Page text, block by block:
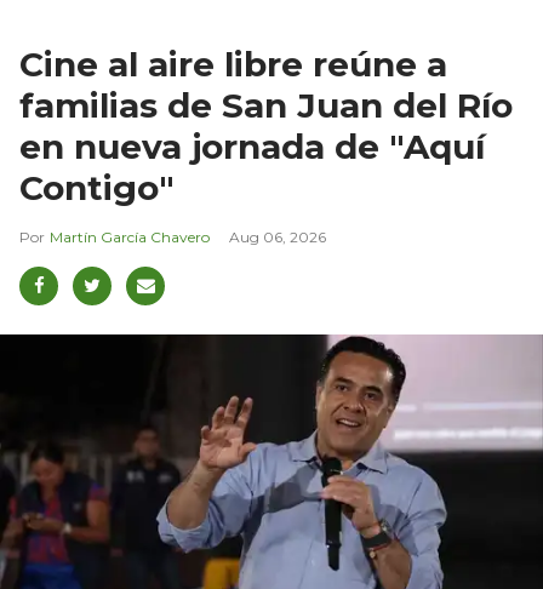
Cine al aire libre reúne a
familias de San Juan del Río
en nueva jornada de "Aquí
Contigo"
Martín García Chavero Aug 06, 2026